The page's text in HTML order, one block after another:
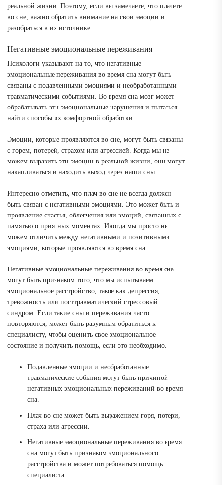
реальной жизни. Поэтому, если вы замечаете, что плачете
во сне, важно обратить внимание на свои эмоции и
разобраться в их источнике.
Негативные эмоциональные переживания
Психологи указывают на то, что негативные
эмоциональные переживания во время сна могут быть
связаны с подавленными эмоциями и необработанными
травматическими событиями. Во время сна мозг может
обрабатывать эти эмоциональные нарушения и пытаться
найти способы их комфортной обработки.
Эмоции, которые проявляются во сне, могут быть связаны
с горем, потерей, страхом или агрессией. Когда мы не
можем выразить эти эмоции в реальной жизни, они могут
накапливаться и находить выход через наши сны.
Интересно отметить, что плач во сне не всегда должен
быть связан с негативными эмоциями. Это может быть и
проявление счастья, облегчения или эмоций, связанных с
памятью о приятных моментах. Иногда мы просто не
можем отличить между негативными и позитивными
эмоциями, которые проявляются во время сна.
Негативные эмоциональные переживания во время сна
могут быть признаком того, что мы испытываем
эмоциональное расстройство, такое как депрессия,
тревожность или посттравматический стрессовый
синдром. Если такие сны и переживания часто
повторяются, может быть разумным обратиться к
специалисту, чтобы оценить свое эмоциональное
состояние и получить помощь, если это необходимо.
Подавленные эмоции и необработанные
травматические события могут быть причиной
негативных эмоциональных переживаний во время
сна.
Плач во сне может быть выражением горя, потери,
страха или агрессии.
Негативные эмоциональные переживания во время
сна могут быть признаком эмоционального
расстройства и может потребоваться помощь
специалиста.